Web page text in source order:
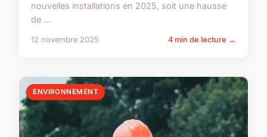
nouvelles installations en 2025, soit une hausse
de ...
12 novembre 2025 4 min de lecture →
ENVIRONNEMENT